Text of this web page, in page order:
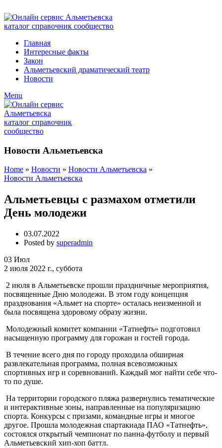
Главная
Интересные факты
Закон
Альметьевский драматический театр
Новости
Menu
Новости Альметьевска
Home » Новости » Новости Альметьевска »
Новости Альметьевска
Альметьевцы с размахом отметили
День молодежи
03.07.2022
Posted by superadmin
03 Июл
2 июля 2022 г., суббота
2 июля в Альметьевске прошли праздничные мероприятия,
посвященные Дню молодежи. В этом году концепция
празднования «Альмет на спорте» осталась неизменной и
была посвящена здоровому образу жизни.
Молодежный комитет компании «Татнефть» подготовил
насыщенную программу для горожан и гостей города.
В течение всего дня по городу проходила обширная
развлекательная программа, полная всевозможных
спортивных игр и соревнований. Каждый мог найти себе что-
то по душе.
На территории городского пляжа развернулись тематические
и интерактивные зоны, направленные на популяризацию
спорта. Конкурсы с призами, командные игры и многое
другое. Прошла молодежная спартакиада ПАО «Татнефть»,
состоялся открытый чемпионат по панна-футболу и первый
Альметьевский хип-хоп баттл.